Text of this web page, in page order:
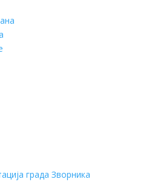
града Зворника